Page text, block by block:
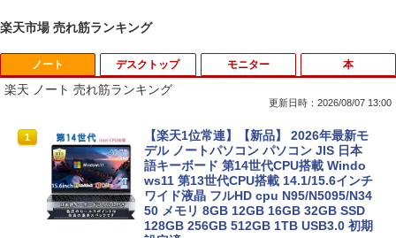
楽天市場 売れ筋ランキング
ノート
楽天 ノート 売れ筋ランキング
更新日時：2026/08/07 13:00
1
【楽天1位常連】【新品】 2026年最新モ
デル ノートパソコン パソコン JIS 日本
語キーボード 第14世代CPU搭載 Windo
ws11 第13世代CPU搭載 14.1/15.6インチ
ワイド液晶 フルHD cpu N95/N5095/N34
50 メモリ 8GB 12GB 16GB 32GB SSD
128GB 256GB 512GB 1TB USB3.0 初期
デスクトップ モニター 本